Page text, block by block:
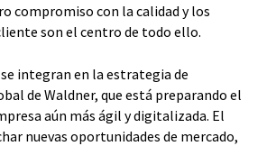
compromiso con la calidad y los
son el centro de todo ello.
integran en la estrategia de
de Waldner, que está preparando el
aún más ágil y digitalizada. El
nuevas oportunidades de mercado,